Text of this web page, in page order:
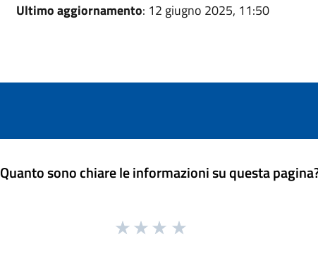
Ultimo aggiornamento: 12 giugno 2025, 11:50
Quanto sono chiare le informazioni su questa